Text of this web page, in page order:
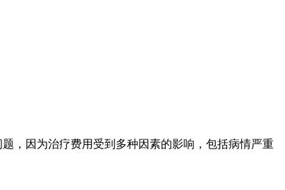
，因为治疗费用受到多种因素的影响，包括病情严重